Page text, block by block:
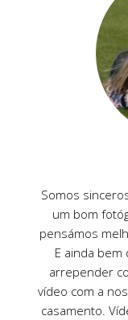
Somos
um bom
pensámos
E ainda
arrepender
vídeo com a
casamento.